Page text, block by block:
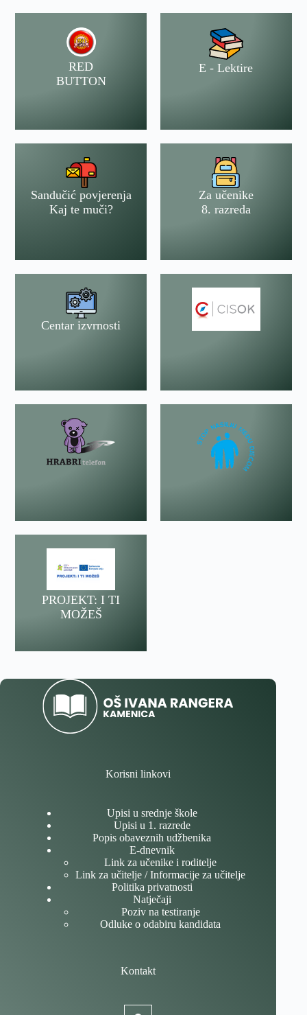
RED
BUTTON
E - Lektire
Sandučić povjerenja
Kaj te muči?
Za učenike
8. razreda
Centar izvrnosti
PROJEKT: I TI
MOŽEŠ
Korisni linkovi
Upisi u srednje škole
Upisi u 1. razrede
Popis obaveznih udžbenika
E-dnevnik
Link za učenike i roditelje
Link za učitelje / Informacije za učitelje
Politika privatnosti
Natječaji
Poziv na testiranje
Odluke o odabiru kandidata
Kontakt